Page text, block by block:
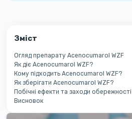
Зміст
Огляд препарату Acenocumarol WZF
Як діє Acenocumarol WZF?
Кому підходить Acenocumarol WZF?
Як зберігати Acenocumarol WZF?
Побічні ефекти та заходи обережності
Висновок